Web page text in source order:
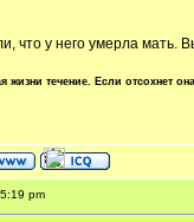
что у него умерла мать.
жизни течение. Если отсохнет
pm